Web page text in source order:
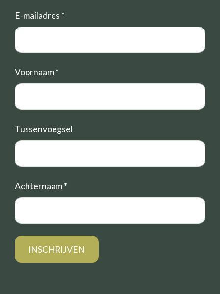
E-mailadres *
Voornaam*
Tussenvoegsel
Achternaam*